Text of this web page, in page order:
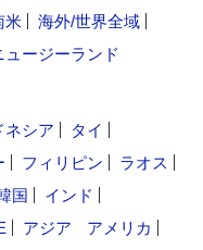
米
海外/世界全域
ュージーランド
ネシア
タイ
フィリピン
ラオス
国
インド
アジア
アメリカ